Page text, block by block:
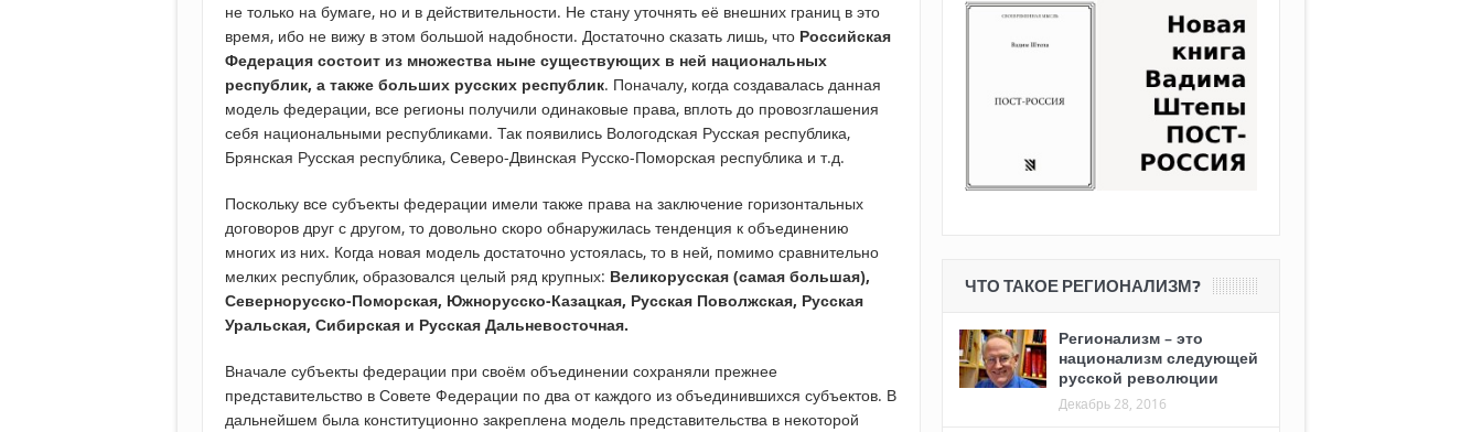
не только на бумаге, но и в действительности. Не стану уточнять её внешних границ в это
время, ибо не вижу в этом большой надобности. Достаточно сказать лишь, что Российская
Федерация состоит из множества ныне существующих в ней национальных
республик, а также больших русских республик. Поначалу, когда создавалась данная
модель федерации, все регионы получили одинаковые права, вплоть до провозглашения
себя национальными республиками. Так появились Вологодская Русская республика,
Брянская Русская республика, Северо-Двинская Русско-Поморская республика и т.д.
Поскольку все субъекты федерации имели также права на заключение горизонтальных
договоров друг с другом, то довольно скоро обнаружилась тенденция к объединению
многих из них. Когда новая модель достаточно устоялась, то в ней, помимо сравнительно
мелких республик, образовался целый ряд крупных: Великорусская (самая большая),
Севернорусско-Поморская, Южнорусско-Казацкая, Русская Поволжская, Русская
Уральская, Сибирская и Русская Дальневосточная.
Вначале субъекты федерации при своём объединении сохраняли прежнее
представительство в Совете Федерации по два от каждого из объединившихся субъектов. В
дальнейшем была конституционно закреплена модель представительства в некоторой
ЧТО ТАКОЕ РЕГИОНАЛИЗМ?
Регионализм – это
национализм следующей
русской революции
Декабрь 28, 2016